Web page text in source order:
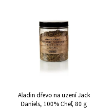
Aladin dřevo na uzení Jack
Daniels, 100% Chef, 80 g